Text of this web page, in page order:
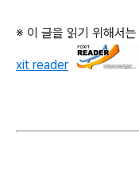
※ 이 글을 읽기 위해서는
xit reader